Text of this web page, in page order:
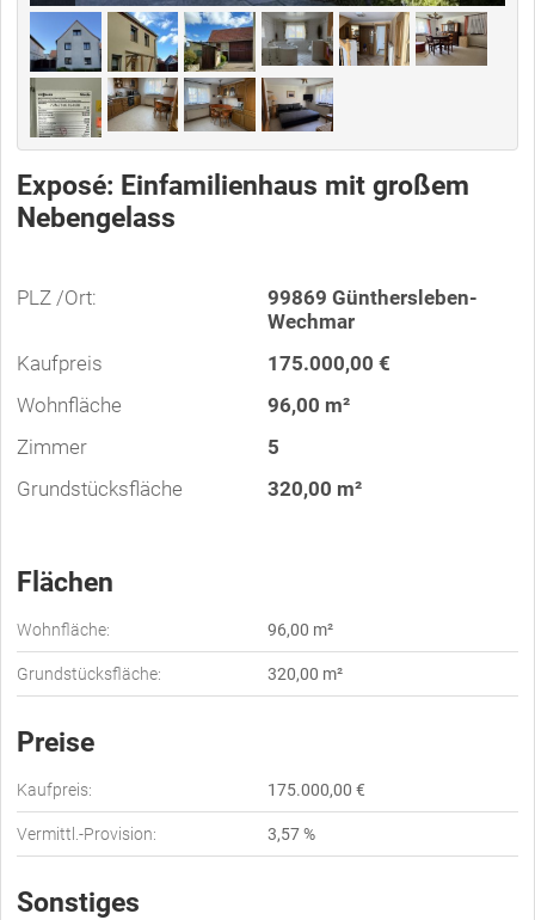
Exposé: Einfamilienhaus mit großem
Nebengelass
PLZ /Ort:
99869 Günthersleben-
Wechmar
Kaufpreis
175.000,00 €
Wohnfläche
96,00 m²
Zimmer
5
Grundstücksfläche
320,00 m²
Flächen
Wohnfläche: 96,00 m²
Grundstücksfläche: 320,00 m²
Preise
Kaufpreis: 175.000,00 €
Vermittl.-Provision: 3,57 %
Sonstiges